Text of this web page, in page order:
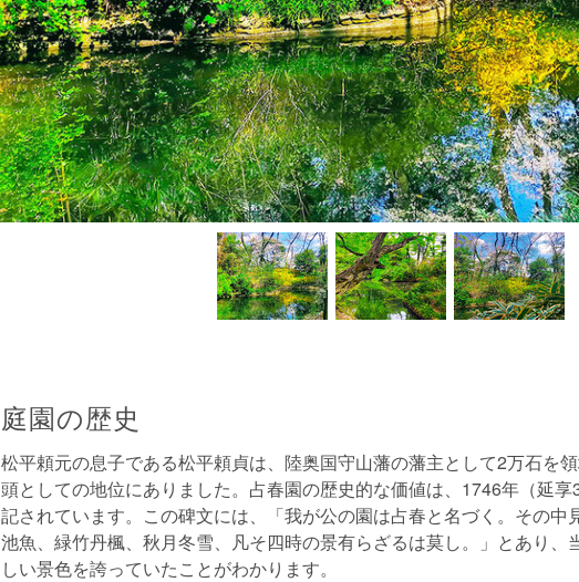
庭園の歴史
松平頼元の息子である松平頼貞は、陸奥国守山藩の藩主として2万石を
頭としての地位にありました。占春園の歴史的な価値は、1746年（延
記されています。この碑文には、「我が公の園は占春と名づく。その中
池魚、緑竹丹楓、秋月冬雪、凡そ四時の景有らざるは莫し。」とあり、
しい景色を誇っていたことがわかります。